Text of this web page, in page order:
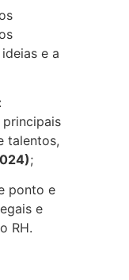
e a
talentos,
;
ponto e
e
RH.